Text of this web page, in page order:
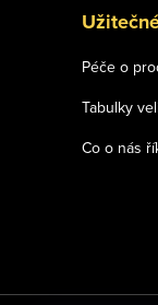
Péče o
Tabulky
Co o nás